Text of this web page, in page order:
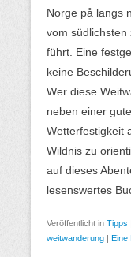
Norge på langs
vom
führt. Eine
keine
Wer diese
neben einer
Wetterfestigkeit
Wildnis zu
auf dieses
lesenswertes
Veröffentlicht in Tipps
weitwanderung